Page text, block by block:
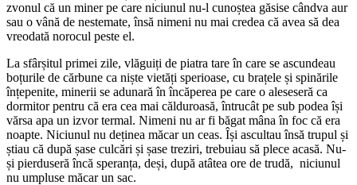
zvonul că un miner pe care niciunul nu-l cunoștea găsise cândva aur
sau o vână de nestemate, însă nimeni nu mai credea că avea să dea
vreodată norocul peste el.
La sfârșitul primei zile, vlăguiți de piatra tare în care se ascundeau
boțurile de cărbune ca niște vietăți sperioase, cu brațele și spinările
înțepenite, minerii se adunară în încăperea pe care o aleseseră ca
dormitor pentru că era cea mai călduroasă, întrucât pe sub podea își
vărsa apa un izvor termal. Nimeni nu ar fi băgat mâna în foc că era
noapte. Niciunul nu deținea măcar un ceas. Își ascultau însă trupul și
știau că după șase culcări și șase treziri, trebuiau să plece acasă. Nu-
și pierduseră încă speranța, deși, după atâtea ore de trudă, niciunul
nu umpluse măcar un sac.